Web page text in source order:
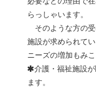
らっしゃいます。
そのような方の
施設が求められて
ニーズの増加もみこ
介護・福祉施設
ます。